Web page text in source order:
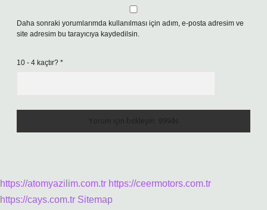
Daha sonraki yorumlarımda kullanılması için adım, e-posta adresim ve
site adresim bu tarayıcıya kaydedilsin.
10 - 4 kaçtır? *
https://atomyazilim.com.tr https://ceermotors.com.tr
https://cays.com.tr Sitemap